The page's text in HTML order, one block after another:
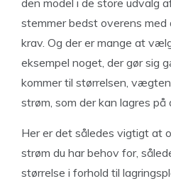
stemmer bedst overens med
krav. Og der er mange at
eksempel noget, der gør sig
kommer til størrelsen,
strøm, som der kan lagres på
Her er det således vigtigt at
strøm du har behov for,
størrelse i forhold til